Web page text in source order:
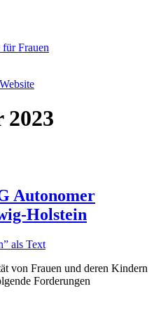
Frauen
2023
Autonomer
Holstein
von Frauen und deren Kindern
Forderungen